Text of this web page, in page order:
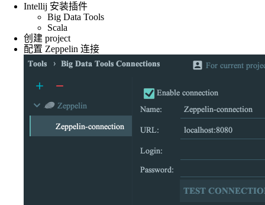
Intellij 安装插件
Big Data Tools
Scala
创建 project
配置 Zeppelin 连接